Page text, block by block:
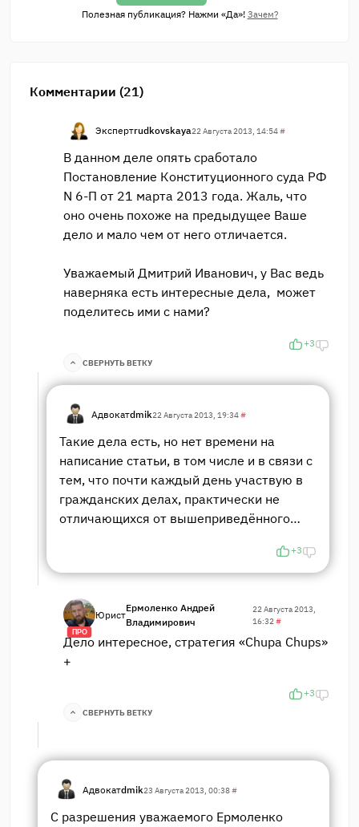
Полезная публикация? Нажми «Да»! Зачем?
Комментарии (21)
Экспертrudkovskaya22 Августа 2013, 14:54#
В данном деле опять сработало
Постановление Конституционного суда РФ
N 6-П от 21 марта 2013 года. Жаль, что
оно очень похоже на предыдущее Ваше
дело и мало чем от него отличается.
Уважаемый Дмитрий Иванович, у Вас ведь
наверняка есть интересные дела, может
поделитесь ими с нами?
+3
СВЕРНУТЬ ВЕТКУ
Адвокатdmik22 Августа 2013, 19:34#
Такие дела есть, но нет времени на
написание статьи, в том числе и в связи с
тем, что почти каждый день участвую в
гражданских делах, практически не
отличающихся от вышеприведённого…
+3
ПРО
Юрист
Ермоленко Андрей
Владимирович
22 Августа 2013,
16:32#
Дело интересное, стратегия «Chupa Chups»
+
+3
СВЕРНУТЬ ВЕТКУ
Адвокатdmik23 Августа 2013, 00:38#
С разрешения уважаемого Ермоленко